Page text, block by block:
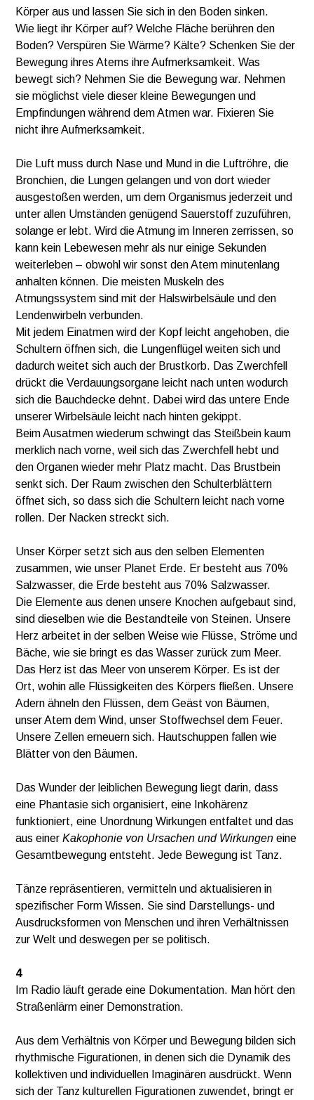
Körper aus und lassen Sie sich in den Boden sinken.
Wie liegt ihr Körper auf? Welche Fläche berühren den
Boden? Verspüren Sie Wärme? Kälte? Schenken Sie der
Bewegung ihres Atems ihre Aufmerksamkeit. Was
bewegt sich? Nehmen Sie die Bewegung war. Nehmen
sie möglichst viele dieser kleine Bewegungen und
Empfindungen während dem Atmen war. Fixieren Sie
nicht ihre Aufmerksamkeit.
Die Luft muss durch Nase und Mund in die Luftröhre, die
Bronchien, die Lungen gelangen und von dort wieder
ausgestoßen werden, um dem Organismus jederzeit und
unter allen Umständen genügend Sauerstoff zuzuführen,
solange er lebt. Wird die Atmung im Inneren zerrissen, so
kann kein Lebewesen mehr als nur einige Sekunden
weiterleben – obwohl wir sonst den Atem minutenlang
anhalten können. Die meisten Muskeln des
Atmungssystem sind mit der Halswirbelsäule und den
Lendenwirbeln verbunden.
Mit jedem Einatmen wird der Kopf leicht angehoben, die
Schultern öffnen sich, die Lungenflügel weiten sich und
dadurch weitet sich auch der Brustkorb. Das Zwerchfell
drückt die Verdauungsorgane leicht nach unten wodurch
sich die Bauchdecke dehnt. Dabei wird das untere Ende
unserer Wirbelsäule leicht nach hinten gekippt.
Beim Ausatmen wiederum schwingt das Steißbein kaum
merklich nach vorne, weil sich das Zwerchfell hebt und
den Organen wieder mehr Platz macht. Das Brustbein
senkt sich. Der Raum zwischen den Schulterblättern
öffnet sich, so dass sich die Schultern leicht nach vorne
rollen. Der Nacken streckt sich.
Unser Körper setzt sich aus den selben Elementen
zusammen, wie unser Planet Erde. Er besteht aus 70%
Salzwasser, die Erde besteht aus 70% Salzwasser.
Die Elemente aus denen unsere Knochen aufgebaut sind,
sind dieselben wie die Bestandteile von Steinen. Unsere
Herz arbeitet in der selben Weise wie Flüsse, Ströme und
Bäche, wie sie bringt es das Wasser zurück zum Meer.
Das Herz ist das Meer von unserem Körper. Es ist der
Ort, wohin alle Flüssigkeiten des Körpers fließen. Unsere
Adern ähneln den Flüssen, dem Geäst von Bäumen,
unser Atem dem Wind, unser Stoffwechsel dem Feuer.
Unsere Zellen erneuern sich. Hautschuppen fallen wie
Blätter von den Bäumen.
Das Wunder der leiblichen Bewegung liegt darin, dass
eine Phantasie sich organisiert, eine Inkohärenz
funktioniert, eine Unordnung Wirkungen entfaltet und das
aus einerKakophonie von Ursachen und Wirkungen eine
Gesamtbewegung entsteht. Jede Bewegung ist Tanz.
Tänze repräsentieren, vermitteln und aktualisieren in
spezifischer Form Wissen. Sie sind Darstellungs- und
Ausdrucksformen von Menschen und ihren Verhältnissen
zur Welt und deswegen per se politisch.
4
Im Radio läuft gerade eine Dokumentation. Man hört den
Straßenlärm einer Demonstration.
Aus dem Verhältnis von Körper und Bewegung bilden sich
rhythmische Figurationen, in denen sich die Dynamik des
kollektiven und individuellen Imaginären ausdrückt. Wenn
sich der Tanz kulturellen Figurationen zuwendet, bringt er